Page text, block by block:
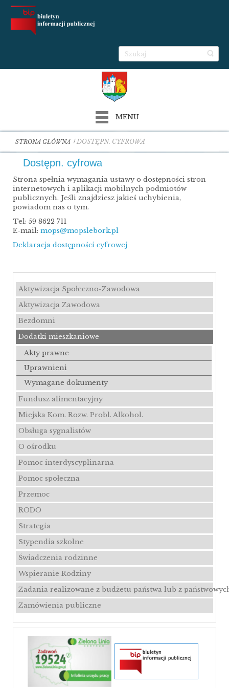
MENU
STRONA GŁÓWNA DOSTĘPN. CYFROWA
Dostępn. cyfrowa
Strona spełnia wymagania ustawy o dostępności stron
internetowych i aplikacji mobilnych podmiotów
publicznych. Jeśli znajdziesz jakieś uchybienia,
powiadom nas o tym.
Tel: 59 8622 711
E-mail: mops@mopslebork.pl
Deklaracja dostępności cyfrowej
Aktywizacja Społeczno-Zawodowa
Aktywizacja Zawodowa
Bezdomni
Dodatki mieszkaniowe
Akty prawne
Uprawnieni
Wymagane dokumenty
Fundusz alimentacyjny
Miejska Kom. Rozw. Probl. Alkohol.
Obsługa sygnalistów
O ośrodku
Pomoc interdyscyplinarna
Pomoc społeczna
Przemoc
RODO
Strategia
Stypendia szkolne
Świadczenia rodzinne
Wspieranie Rodziny
Zadania realizowane z budżetu państwa lub z
Zamówienia publiczne